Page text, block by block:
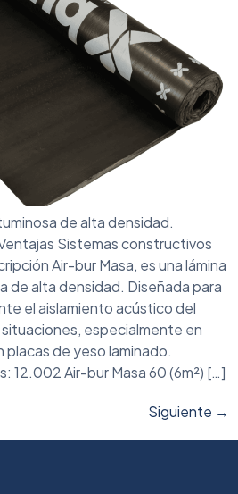
de alta densidad.
Sistemas constructivos
Air-bur Masa, es una lámina
de alta densidad. Diseñada para
el aislamiento acústico del
especialmente en
de yeso laminado.
12.002 Air-bur Masa 60 (6m²) […]
Siguiente →